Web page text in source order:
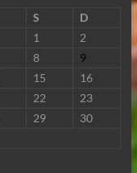
S
D
1
2
8
9
15
16
22
23
29
30